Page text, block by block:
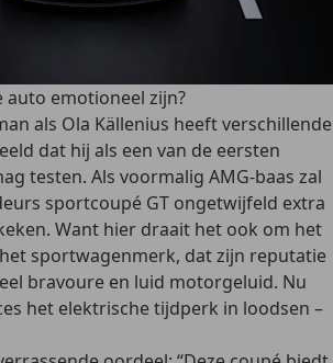
auto emotioneel zijn?
als Ola Källenius heeft verschillende
dat hij als een van de eersten
testen. Als voormalig AMG-baas zal
sportcoupé GT ongetwijfeld extra
Want hier draait het ook om het
sportwagenmerk, dat zijn reputatie
bravoure en luid motorgeluid. Nu
het elektrische tijdperk in loodsen –